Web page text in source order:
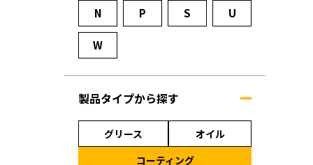
N P S U
W
製品タイプから探す
グリース
オイル
コーティング